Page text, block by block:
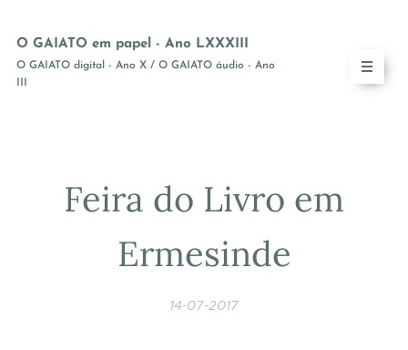
O GAIATO em papel - Ano LXXXIII
O GAIATO digital - Ano X / O GAIATO áudio - Ano
Feira do Livro em
Ermesinde
14-07-2017